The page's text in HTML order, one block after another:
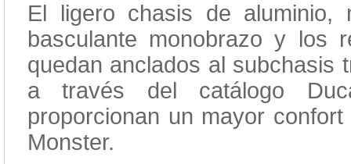
El ligero chasis de aluminio,
basculante monobrazo y los
quedan anclados al subchasis
a través del catálogo
proporcionan un mayor
Monster.